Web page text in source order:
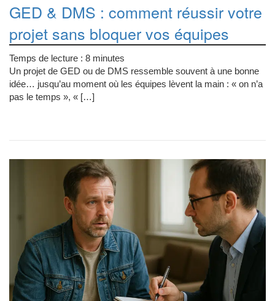
GED & DMS : comment réussir votre
projet sans bloquer vos équipes
Temps de lecture : 8 minutes
Un projet de GED ou de DMS ressemble souvent à une bonne
idée… jusqu’au moment où les équipes lèvent la main : « on n’a
pas le temps », « […]